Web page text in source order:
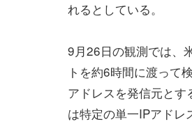
れるとしている。
9月26日の観測では、
トを約6時間に渡って
アドレスを発信元と
は特定の単一IPアドレ